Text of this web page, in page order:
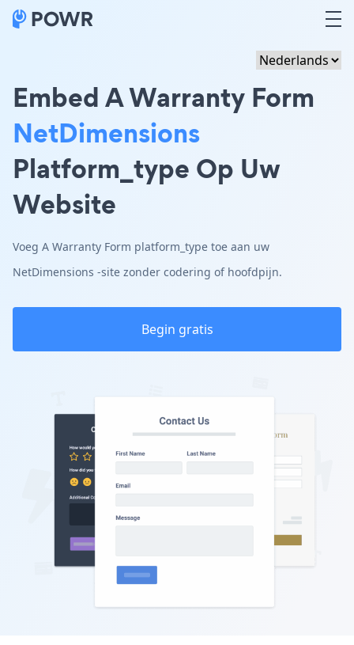
Embed A Warranty Form
NetDimensions
Platform_type Op Uw
Website
Voeg A Warranty Form platform_type toe aan uw
NetDimensions -site zonder codering of hoofdpijn.
Begin gratis